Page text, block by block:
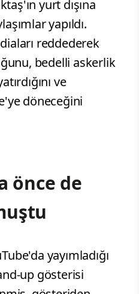
yurt dışına
yapıldı.
reddederek
bedelli askerlik
ve
döneceğini
önce de
yayımladığı
up gösterisi